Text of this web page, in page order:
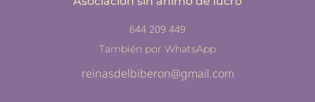
644 209 449
También por WhatsApp
reinasdelbiberon@gmail.com